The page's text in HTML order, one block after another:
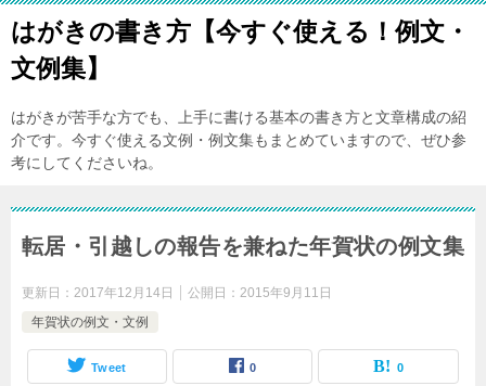
はがきの書き方【今すぐ使える！例文・
文例集】
はがきが苦手な方でも、上手に書ける基本の書き方と文章構成の紹
介です。今すぐ使える文例・例文集もまとめていますので、ぜひ参
考にしてくださいね。
転居・引越しの報告を兼ねた年賀状の例文集
更新日： 2017年12月14日 公開日： 2015年9月11日
年賀状の例文・文例
Tweet 0 0